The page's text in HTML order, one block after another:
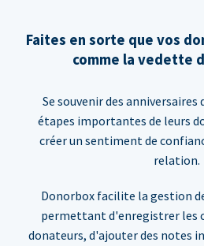
Faites en sorte que vos
comme la vedette
Se souvenir des anniversaires
étapes importantes de leurs
créer un sentiment de
relation.
Donorbox facilite la gestion
permettant d'enregistrer les
donateurs, d'ajouter des notes